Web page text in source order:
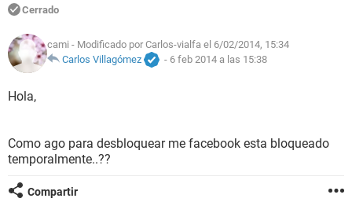
Cerrado
cami - Modificado por Carlos-vialfa el 6/02/2014, 15:34
Carlos Villagómez
- 6 feb 2014 a las 15:38
Hola,
Como ago para desbloquear me facebook esta bloqueado
temporalmente..??
Compartir